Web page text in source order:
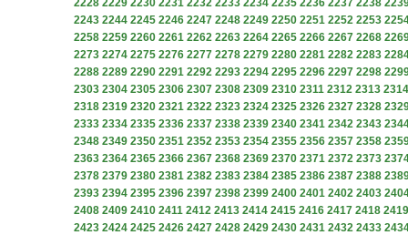
2228 2229 2230 2231 2232 2233 2234 2235 2236 2237 2238
2243 2244 2245 2246 2247 2248 2249 2250 2251 2252 2253
2258 2259 2260 2261 2262 2263 2264 2265 2266 2267 2268
2273 2274 2275 2276 2277 2278 2279 2280 2281 2282 2283
2288 2289 2290 2291 2292 2293 2294 2295 2296 2297 2298
2303 2304 2305 2306 2307 2308 2309 2310 2311 2312 2313 2314
2318 2319 2320 2321 2322 2323 2324 2325 2326 2327 2328
2333 2334 2335 2336 2337 2338 2339 2340 2341 2342 2343
2348 2349 2350 2351 2352 2353 2354 2355 2356 2357 2358
2363 2364 2365 2366 2367 2368 2369 2370 2371 2372 2373
2378 2379 2380 2381 2382 2383 2384 2385 2386 2387 2388
2393 2394 2395 2396 2397 2398 2399 2400 2401 2402 2403
2408 2409 2410 2411 2412 2413 2414 2415 2416 2417 2418 2419
2423 2424 2425 2426 2427 2428 2429 2430 2431 2432 2433